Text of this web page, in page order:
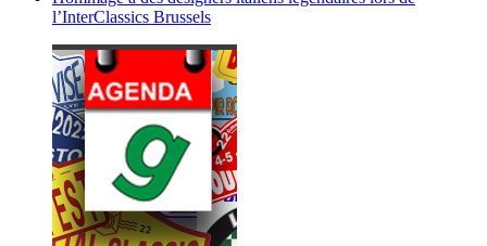
l’InterClassics Brussels